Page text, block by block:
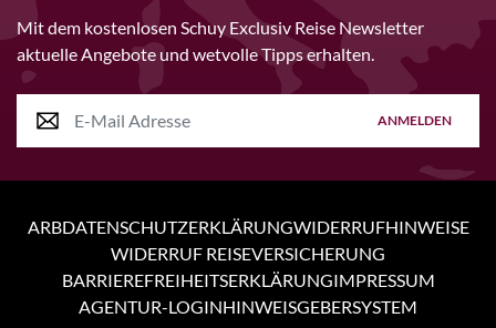
Mit dem kostenlosen Schuy Exclusiv Reise Newsletter
aktuelle Angebote und wetvolle Tipps erhalten.
ANMELDEN
ARBDATENSCHUTZERKLÄRUNGWIDERRUFHINWEISE
WIDERRUF REISEVERSICHERUNG
BARRIEREFREIHEITSERKLÄRUNGIMPRESSUM
AGENTUR-LOGINHINWEISGEBERSYSTEM